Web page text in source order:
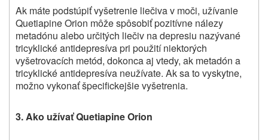
Ak máte podstúpiť vyšetrenie liečiva v moči, užívanie
Quetiapine Orion môže spôsobiť pozitívne nálezy
metadónu alebo určitých liečiv na depresiu nazývané
tricyklické antidepresíva pri použití niektorých
vyšetrovacích metód, dokonca aj vtedy, ak metadón a
tricyklické antidepresíva neužívate. Ak sa to vyskytne,
možno vykonať špecifickejšie vyšetrenia.
3. Ako užívaťQuetiapine Orion